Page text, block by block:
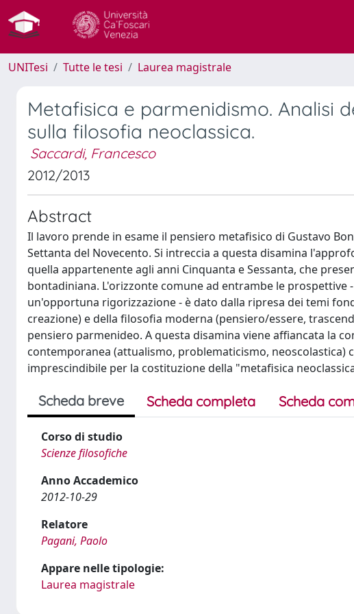
UNITesi Tutte le tesi Laurea magistrale
Metafisica e parmenidismo. Analisi
sulla filosofia neoclassica.
Saccardi, Francesco
2012/2013
Abstract
Il lavoro prende in esame il pensiero metafisico di Gustavo
Settanta del Novecento. Si intreccia a questa disamina
quella appartenente agli anni Cinquanta e Sessanta, che
bontadiniana. L'orizzonte comune ad entrambe le
un'opportuna rigorizzazione - è dato dalla ripresa dei temi
creazione) e della filosofia moderna (pensiero/essere,
pensiero parmenideo. A questa disamina viene affiancata la
contemporanea (attualismo, problematicismo,
imprescindibile per la costituzione della "metafisica
Scheda breve Scheda completa Scheda
Corso di studio
Scienze filosofiche
Anno Accademico
2012-10-29
Relatore
Pagani, Paolo
Appare nelle tipologie:
Laurea magistrale